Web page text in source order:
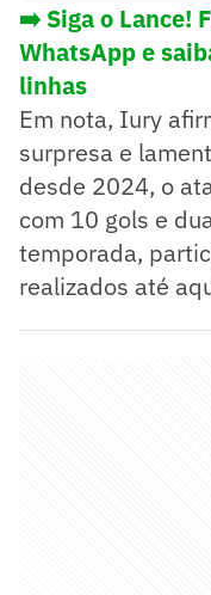
➡️ Siga o Lance!
WhatsApp e
linhas
Em nota, Iury
surpresa e
desde 2024, o
com 10 gols e
temporada,
realizados até